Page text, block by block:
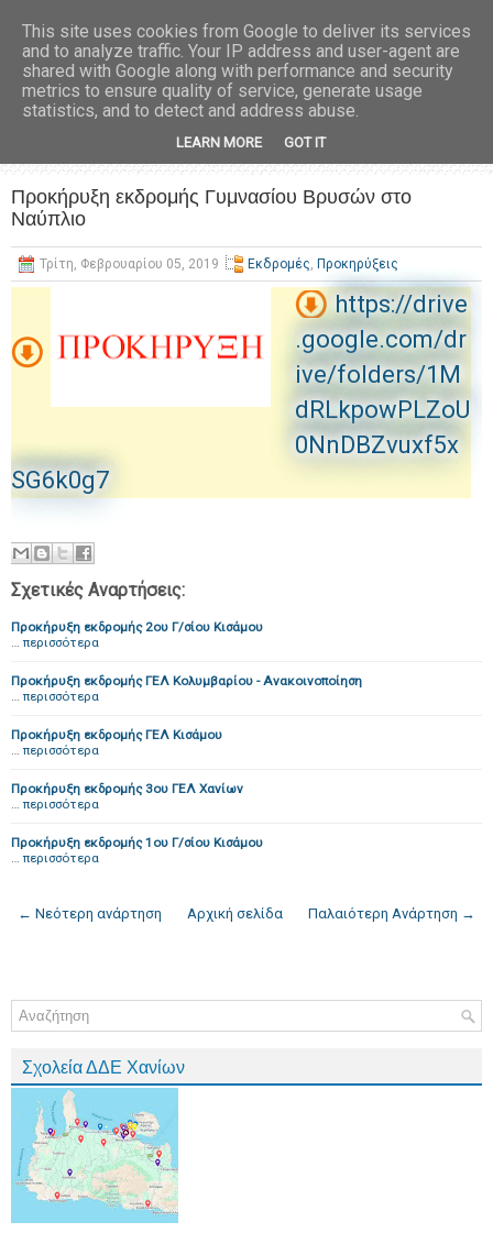
Προκήρυξη εκδρομής Γυμνασίου Βρυσών στο
Ναύπλιο
Τρίτη, Φεβρουαρίου 05, 2019 Εκδρομές, Προκηρύξεις
https://drive
.google.com/dr
ive/folders/1M
dRLkpowPLZoU
0NnDBZvuxf5x
SG6k0g7
Σχετικές Αναρτήσεις:
Προκήρυξη εκδρομής 2ου Γ/σίου Κισάμου
… περισσότερα
Προκήρυξη εκδρομής ΓΕΛ Κολυμβαρίου - Ανακοινοποίηση
… περισσότερα
Προκήρυξη εκδρομής ΓΕΛ Κισάμου
… περισσότερα
Προκήρυξη εκδρομής 3ου ΓΕΛ Χανίων
… περισσότερα
Προκήρυξη εκδρομής 1ου Γ/σίου Κισάμου
… περισσότερα
← Νεότερη ανάρτηση Παλαιότερη Ανάρτηση →
Αρχική σελίδα
Σχολεία ΔΔΕ Χανίων
This site uses cookies from Google to deliver its services
and to analyze traffic. Your IP address and user-agent are
shared with Google along with performance and security
metrics to ensure quality of service, generate usage
statistics, and to detect and address abuse.
LEARN MORE GOT IT